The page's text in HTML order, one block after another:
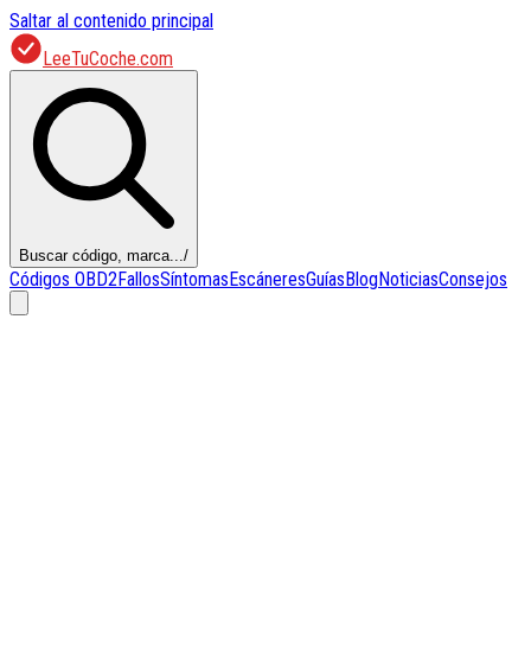
Saltar al contenido principal
LeeTuCoche.com
Buscar código, marca.../
Códigos OBD2FallosSíntomasEscáneresGuíasBlogNoticiasConsejos